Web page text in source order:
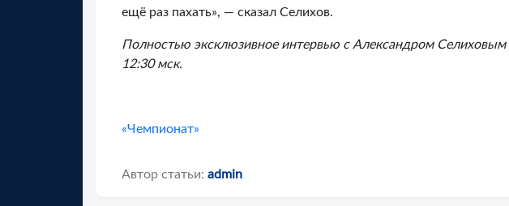
ещё раз пахать», — сказал Селихов.
Полностью эксклюзивное интервью с Александром Селиховым
12:30 мск.
«Чемпионат»
Автор статьи: admin